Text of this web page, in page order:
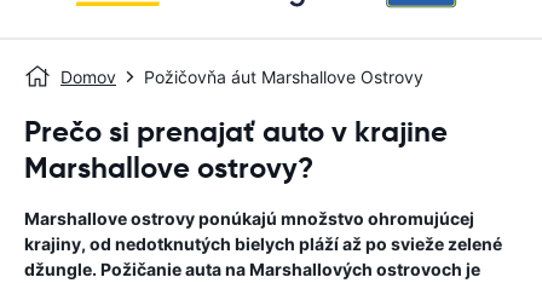
Domov Požičovňa áut Marshallove Ostrovy
Prečo si prenajať auto v krajine
Marshallove ostrovy?
Marshallove ostrovy ponúkajú množstvo ohromujúcej
krajiny, od nedotknutých bielych pláží až po svieže zelené
džungle. Požičanie auta na Marshallových ostrovoch je